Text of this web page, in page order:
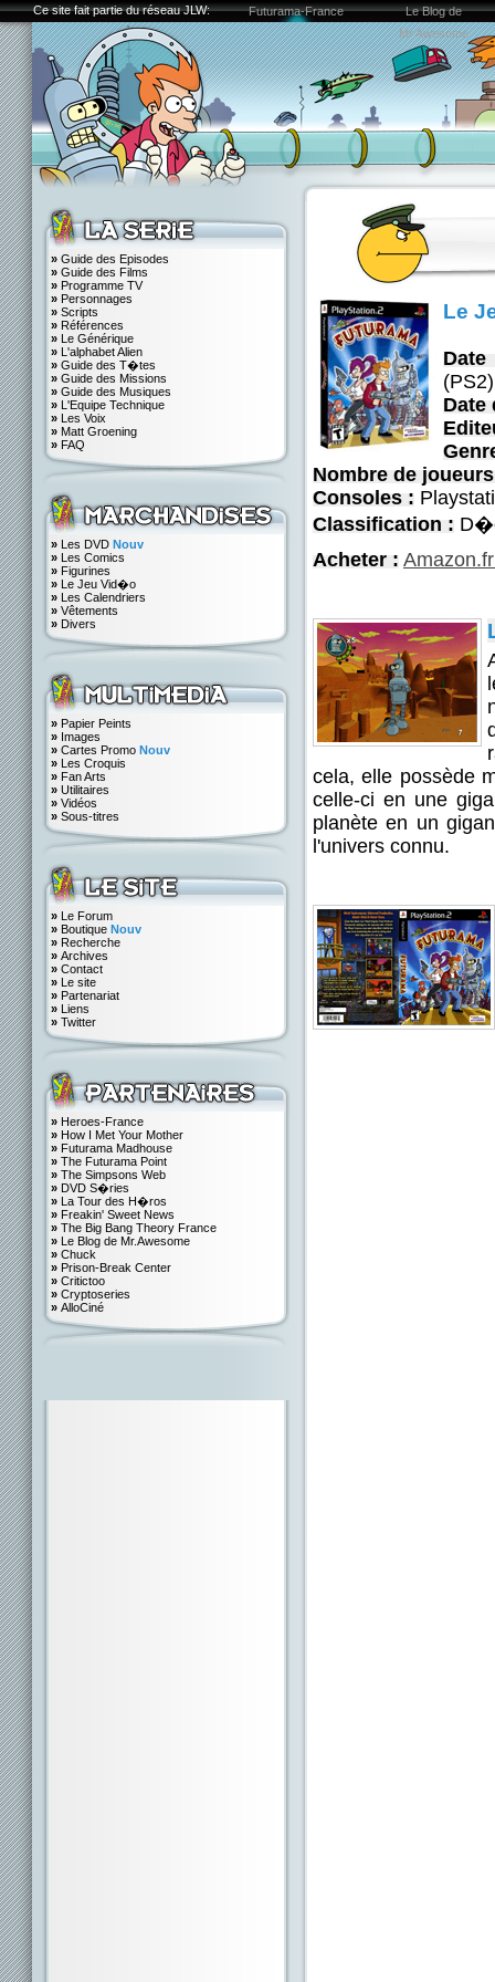
Ce site fait partie du réseau JLW: Futurama-France
Le Blog de
Mr.Awesome
Le
(PS2)
Date
Nombre de
Consoles :
Classification :
Acheter :
cela, elle possède
celle-ci en une
planète en un
l'univers connu.
» Guide des Episodes
» Guide des Films
» Programme TV
» Personnages
» Scripts
» Références
» Le Générique
» L'alphabet Alien
» Guide des T�tes
» Guide des Missions
» Guide des Musiques
» L'Equipe Technique
» Les Voix
» Matt Groening
» FAQ
» Les DVD Nouv
» Les Comics
» Figurines
» Le Jeu Vid�o
» Les Calendriers
» Vêtements
» Divers
» Papier Peints
» Images
» Cartes Promo Nouv
» Les Croquis
» Fan Arts
» Utilitaires
» Vidéos
» Sous-titres
» Le Forum
» Boutique Nouv
» Recherche
» Archives
» Contact
» Le site
» Partenariat
» Liens
» Twitter
» Heroes-France
» How I Met Your Mother
» Futurama Madhouse
» The Futurama Point
» The Simpsons Web
» DVD S�ries
» La Tour des H�ros
» Freakin' Sweet News
» The Big Bang Theory France
» Le Blog de Mr.Awesome
» Chuck
» Prison-Break Center
» Critictoo
» Cryptoseries
» AlloCiné